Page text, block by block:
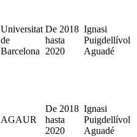
Universitat
de
Barcelona
De 2018
hasta
2020
Ignasi
Puigdellívol
Aguadé
AGAUR
De 2018
hasta
2020
Ignasi
Puigdellívol
Aguadé